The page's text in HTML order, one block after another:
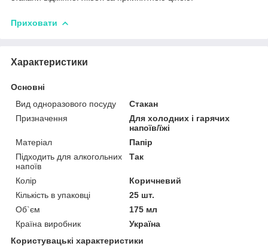
Приховати
Характеристики
Основні
Вид одноразового посуду
Стакан
Призначення
Для холодних і гарячих
напоїв/їжі
Матеріал
Папір
Підходить для алкогольних
напоїв
Так
Колір
Коричневий
Кількість в упаковці
25 шт.
Об`єм
175 мл
Країна виробник
Україна
Користувацькі характеристики